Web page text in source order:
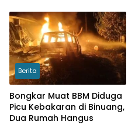
Diamankan
Berita
Bongkar Muat BBM Diduga
Picu Kebakaran di Binuang,
Dua Rumah Hangus